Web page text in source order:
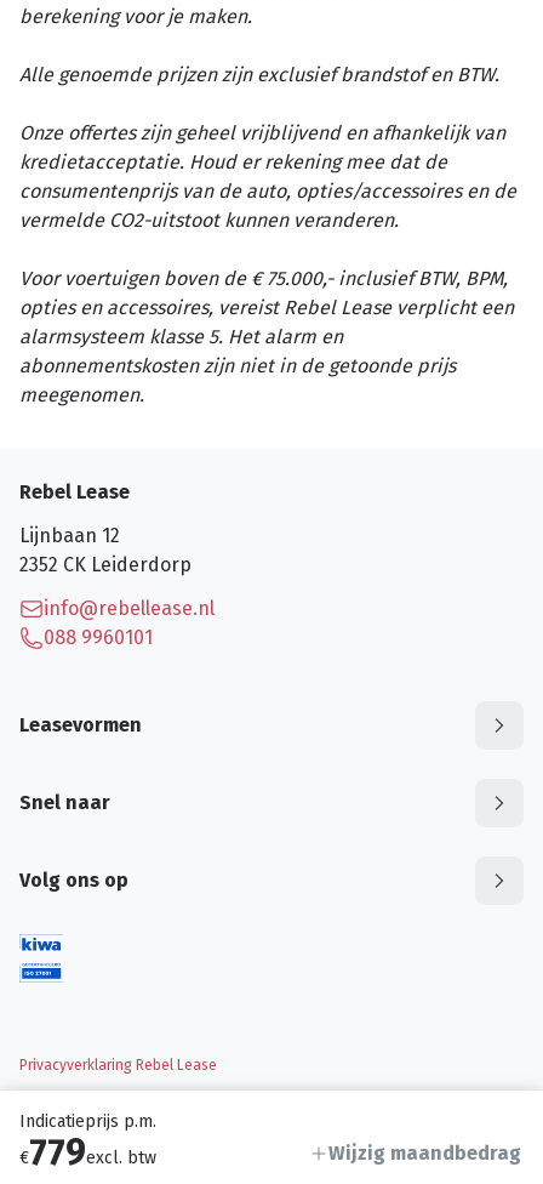
Indicatieprijs p.m.
€779excl. btw Wijzig maandbedrag
berekening voor je maken.
Alle genoemde prijzen zijn exclusief brandstof en BTW.
Onze offertes zijn geheel vrijblijvend en afhankelijk van
kredietacceptatie. Houd er rekening mee dat de
consumentenprijs van de auto, opties/accessoires en de
vermelde CO2-uitstoot kunnen veranderen.
Voor voertuigen boven de € 75.000,- inclusief BTW, BPM,
opties en accessoires, vereist Rebel Lease verplicht een
alarmsysteem klasse 5. Het alarm en
abonnementskosten zijn niet in de getoonde prijs
meegenomen.
Rebel Lease
Lijnbaan 12
2352 CK Leiderdorp
info@rebellease.nl
088 9960101
Leasevormen
Snel naar
Volg ons op
Privacyverklaring Rebel Lease